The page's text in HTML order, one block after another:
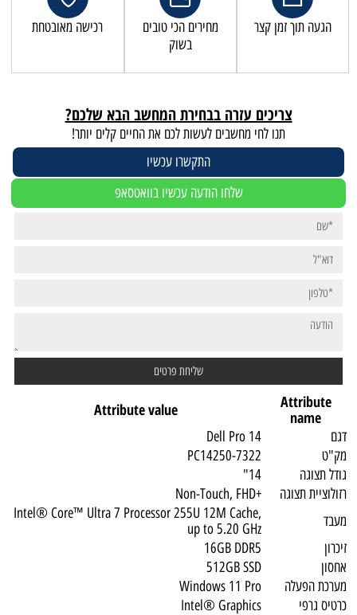
הגעה תוך זמן קצר
מחירים הכי טובים
בשוק
רכישה מאובטחת
צריכים עזרה בבחירת המחשב הבא שלכם?
תנו לחי מחשבים לעשות לכם את החיים קלים יותר!
התקשרו עכשיו
שלחו הודעה עכשיו בוואטסאפ
Attribute
name
Attribute value
דגם
Dell Pro 14
מק"ט
PC14250-7322
גודל תצוגה
14"
רזולוציית תצוגה
+Non-Touch, FHD
מעבד
Intel® Core™ Ultra 7 Processor 255U 12M Cache,
up to 5.20 GHz
זיכרון
16GB DDR5
אחסון
512GB SSD
מערכת הפעלה
Windows 11 Pro
כרטיס גרפי
Intel® Graphics